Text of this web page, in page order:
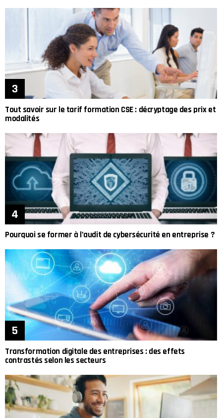
Tout savoir sur le tarif formation CSE : décryptage des prix et
modalités
Pourquoi se former à l’audit de cybersécurité en entreprise ?
Transformation digitale des entreprises : des effets
contrastés selon les secteurs